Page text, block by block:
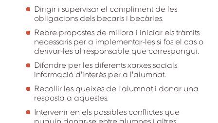
Dirigir i supervisar el compliment de les
obligacions dels becaris i becàries.
Rebre propostes de millora i iniciar els tràmits
necessaris per a implementar-les si fos el cas o
derivar-les al responsable que correspongui.
Difondre per les diferents xarxes socials
informació d'interès per a l'alumnat.
Recollir les queixes de l'alumnat i donar una
resposta a aquestes.
Intervenir en els possibles conflictes que